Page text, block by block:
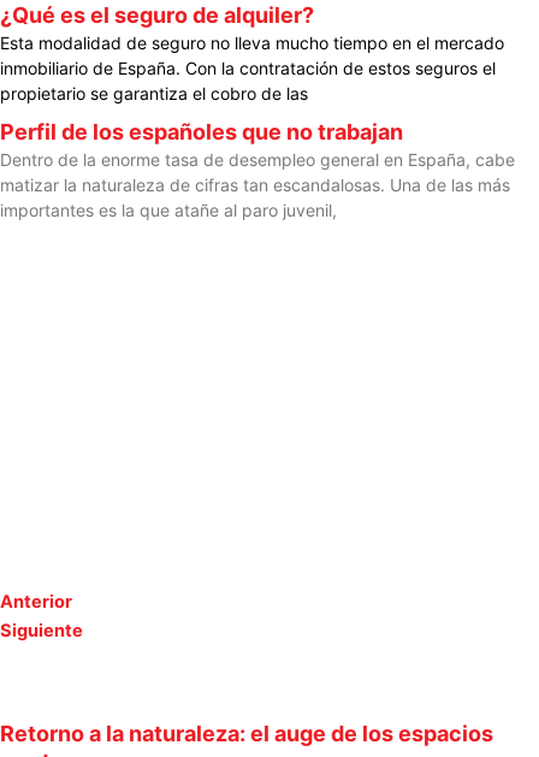
¿Qué es el seguro de alquiler?
Esta modalidad de seguro no lleva mucho tiempo en el mercado
inmobiliario de España. Con la contratación de estos seguros el
propietario se garantiza el cobro de las
Perfil de los españoles que no trabajan
Dentro de la enorme tasa de desempleo general en España, cabe
matizar la naturaleza de cifras tan escandalosas. Una de las más
importantes es la que atañe al paro juvenil,
Anterior
Siguiente
Retorno a la naturaleza: el auge de los espacios